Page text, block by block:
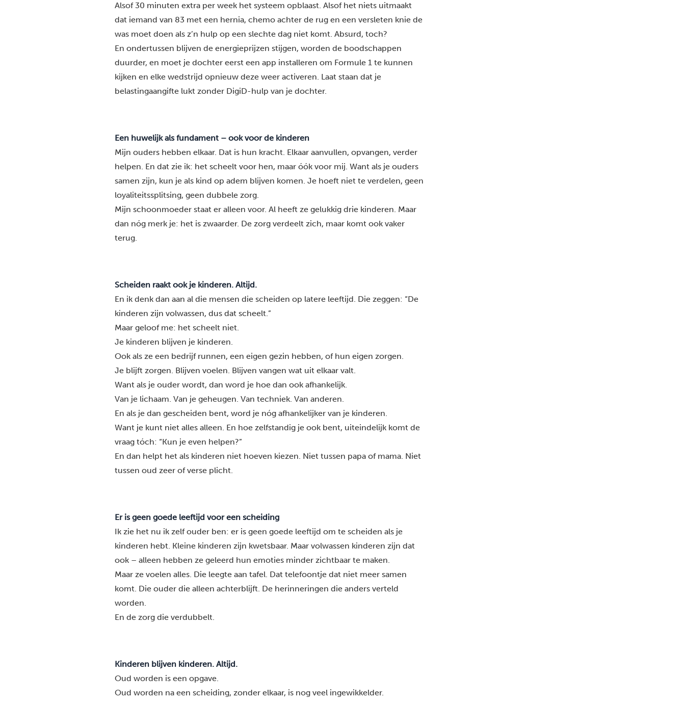
Alsof 30 minuten extra per week het systeem opblaast. Alsof het niets uitmaakt
dat iemand van 83 met een hernia, chemo achter de rug en een versleten knie de
was moet doen als z’n hulp op een slechte dag niet komt. Absurd, toch?
En ondertussen blijven de energieprijzen stijgen, worden de boodschappen
duurder, en moet je dochter eerst een app installeren om Formule 1 te kunnen
kijken en elke wedstrijd opnieuw deze weer activeren. Laat staan dat je
belastingaangifte lukt zonder DigiD-hulp van je dochter.
Een huwelijk als fundament – ook voor de kinderen
Mijn ouders hebben elkaar. Dat is hun kracht. Elkaar aanvullen, opvangen, verder
helpen. En dat zie ik: het scheelt voor hen, maar óók voor mij. Want als je ouders
samen zijn, kun je als kind op adem blijven komen. Je hoeft niet te verdelen, geen
loyaliteitssplitsing, geen dubbele zorg.
Mijn schoonmoeder staat er alleen voor. Al heeft ze gelukkig drie kinderen. Maar
dan nóg merk je: het is zwaarder. De zorg verdeelt zich, maar komt ook vaker
terug.
Scheiden raakt ook je kinderen. Altijd.
En ik denk dan aan al die mensen die scheiden op latere leeftijd. Die zeggen: “De
kinderen zijn volwassen, dus dat scheelt.”
Maar geloof me: het scheelt niet.
Je kinderen blijven je kinderen.
Ook als ze een bedrijf runnen, een eigen gezin hebben, of hun eigen zorgen.
Je blijft zorgen. Blijven voelen. Blijven vangen wat uit elkaar valt.
Want als je ouder wordt, dan word je hoe dan ook afhankelijk.
Van je lichaam. Van je geheugen. Van techniek. Van anderen.
En als je dan gescheiden bent, word je nóg afhankelijker van je kinderen.
Want je kunt niet alles alleen. En hoe zelfstandig je ook bent, uiteindelijk komt de
vraag tóch: “Kun je even helpen?”
En dan helpt het als kinderen niet hoeven kiezen. Niet tussen papa of mama. Niet
tussen oud zeer of verse plicht.
Er is geen goede leeftijd voor een scheiding
Ik zie het nu ik zelf ouder ben: er is geen goede leeftijd om te scheiden als je
kinderen hebt. Kleine kinderen zijn kwetsbaar. Maar volwassen kinderen zijn dat
ook – alleen hebben ze geleerd hun emoties minder zichtbaar te maken.
Maar ze voelen alles. Die leegte aan tafel. Dat telefoontje dat niet meer samen
komt. Die ouder die alleen achterblijft. De herinneringen die anders verteld
worden.
En de zorg die verdubbelt.
Kinderen blijven kinderen. Altijd.
Oud worden is een opgave.
Oud worden na een scheiding, zonder elkaar, is nog veel ingewikkelder.